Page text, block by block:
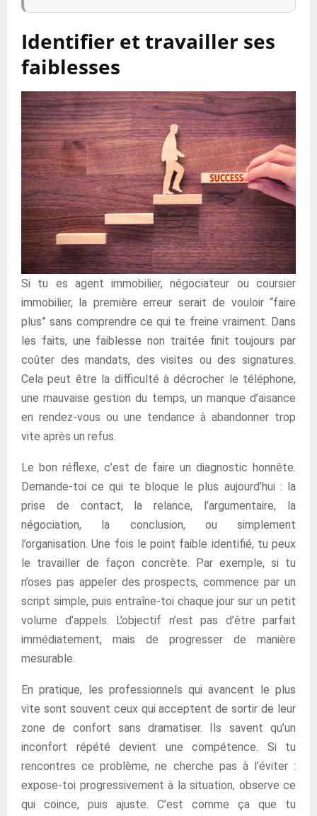
Identifier et travailler ses
faiblesses
Si tu es agent immobilier, négociateur ou coursier
immobilier, la première erreur serait de vouloir “faire
plus” sans comprendre ce qui te freine vraiment. Dans
les faits, une faiblesse non traitée finit toujours par
coûter des mandats, des visites ou des signatures.
Cela peut être la difficulté à décrocher le téléphone,
une mauvaise gestion du temps, un manque d’aisance
en rendez-vous ou une tendance à abandonner trop
vite après un refus.
Le bon réflexe, c’est de faire un diagnostic honnête.
Demande-toi ce qui te bloque le plus aujourd’hui : la
prise de contact, la relance, l’argumentaire, la
négociation, la conclusion, ou simplement
l’organisation. Une fois le point faible identifié, tu peux
le travailler de façon concrète. Par exemple, si tu
n’oses pas appeler des prospects, commence par un
script simple, puis entraîne-toi chaque jour sur un petit
volume d’appels. L’objectif n’est pas d’être parfait
immédiatement, mais de progresser de manière
mesurable.
En pratique, les professionnels qui avancent le plus
vite sont souvent ceux qui acceptent de sortir de leur
zone de confort sans dramatiser. Ils savent qu’un
inconfort répété devient une compétence. Si tu
rencontres ce problème, ne cherche pas à l’éviter :
expose-toi progressivement à la situation, observe ce
qui coince, puis ajuste. C’est comme ça que tu